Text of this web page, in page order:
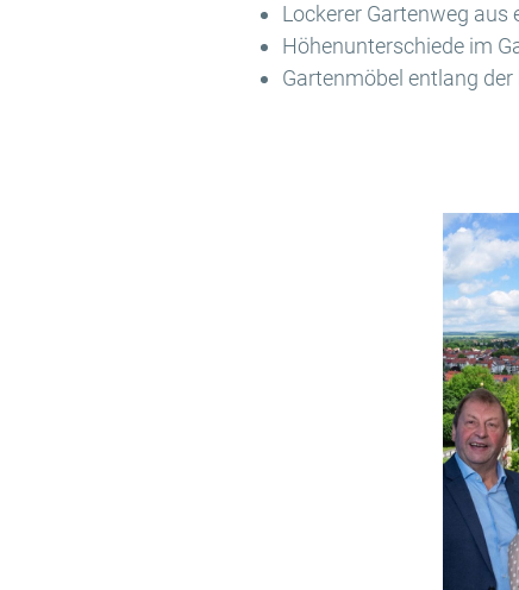
Lockerer Gartenweg aus
Höhenunterschiede im
Gartenmöbel entlang